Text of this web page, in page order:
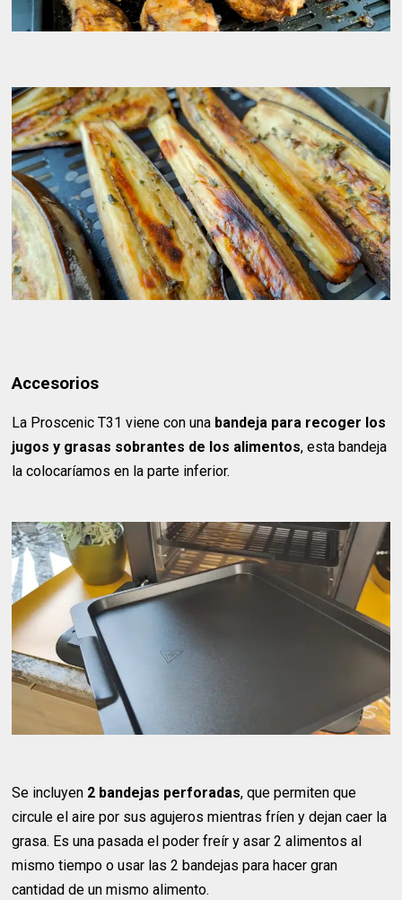
Accesorios
La Proscenic T31 viene con una bandeja para recoger los
jugos y grasas sobrantes de los alimentos, esta bandeja
la colocaríamos en la parte inferior.
Se incluyen 2 bandejas perforadas, que permiten que
circule el aire por sus agujeros mientras fríen y dejan caer la
grasa. Es una pasada el poder freír y asar 2 alimentos al
mismo tiempo o usar las 2 bandejas para hacer gran
cantidad de un mismo alimento.